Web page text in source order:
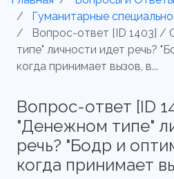
Гуманитарные
Вопрос-ответ [ID 1403] /
типе" личности идет речь?
когда принимает вызов, в...
Вопрос-ответ [ID
"Денежном типе"
речь? "Бодр и
когда принимает